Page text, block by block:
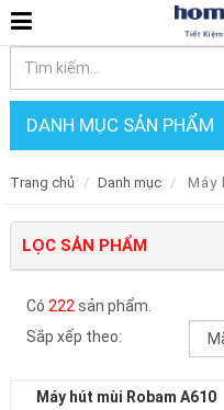
DANH MỤC SẢN PHẨM
Trang chủ Danh mục Máy
LỌC SẢN PHẨM
Có 222 sản phẩm.
Sắp xếp theo:
Máy hút mùi Robam A610